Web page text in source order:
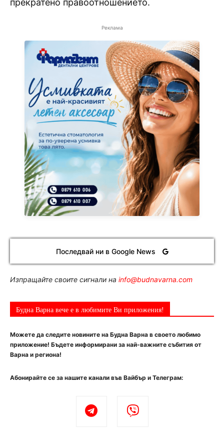
прекратено правоотношението.
Реклама
Последвай ни в Google News
Изпращайте своите сигнали на info@budnavarna.com
Будна Варна вече е в любимите Ви приложения!
Можете да следите новините на Будна Варна в своето любимо
приложение! Бъдете информирани за най-важните събития от
Варна и региона!
Абонирайте се за нашите канали във Вайбър и Телеграм: